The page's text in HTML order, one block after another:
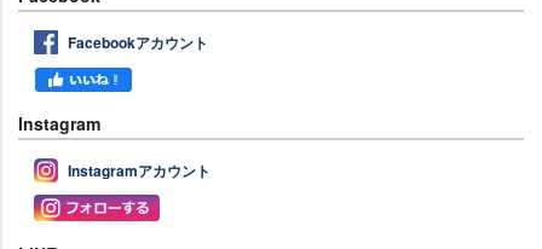
Facebookアカウント
Instagram
Instagramアカウント